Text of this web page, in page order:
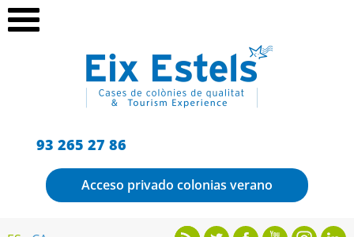
93 265 27 86
Acceso privado colonias verano